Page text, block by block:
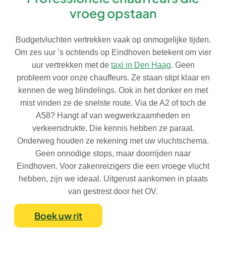
vroeg opstaan
Budgetvluchten vertrekken vaak op onmogelijke tijden.
Om zes uur ’s ochtends op Eindhoven betekent om vier
uur vertrekken met de taxi in Den Haag. Geen
probleem voor onze chauffeurs. Ze staan stipt klaar en
kennen de weg blindelings. Ook in het donker en met
mist vinden ze de snelste route. Via de A2 of toch de
A58? Hangt af van wegwerkzaamheden en
verkeersdrukte. Die kennis hebben ze paraat.
Onderweg houden ze rekening met uw vluchtschema.
Geen onnodige stops, maar doorrijden naar
Eindhoven. Voor zakenreizigers die een vroege vlucht
hebben, zijn we ideaal. Uitgerust aankomen in plaats
van gestrest door het OV.
Boek uw rit